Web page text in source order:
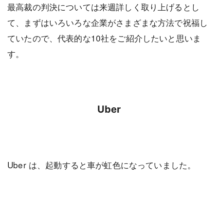
最高裁の判決については来週詳しく取り上げるとし
て、まずはいろいろな企業がさまざまな方法で祝福し
ていたので、代表的な10社をご紹介したいと思いま
す。
Uber
Uber は、起動すると車が虹色になっていました。